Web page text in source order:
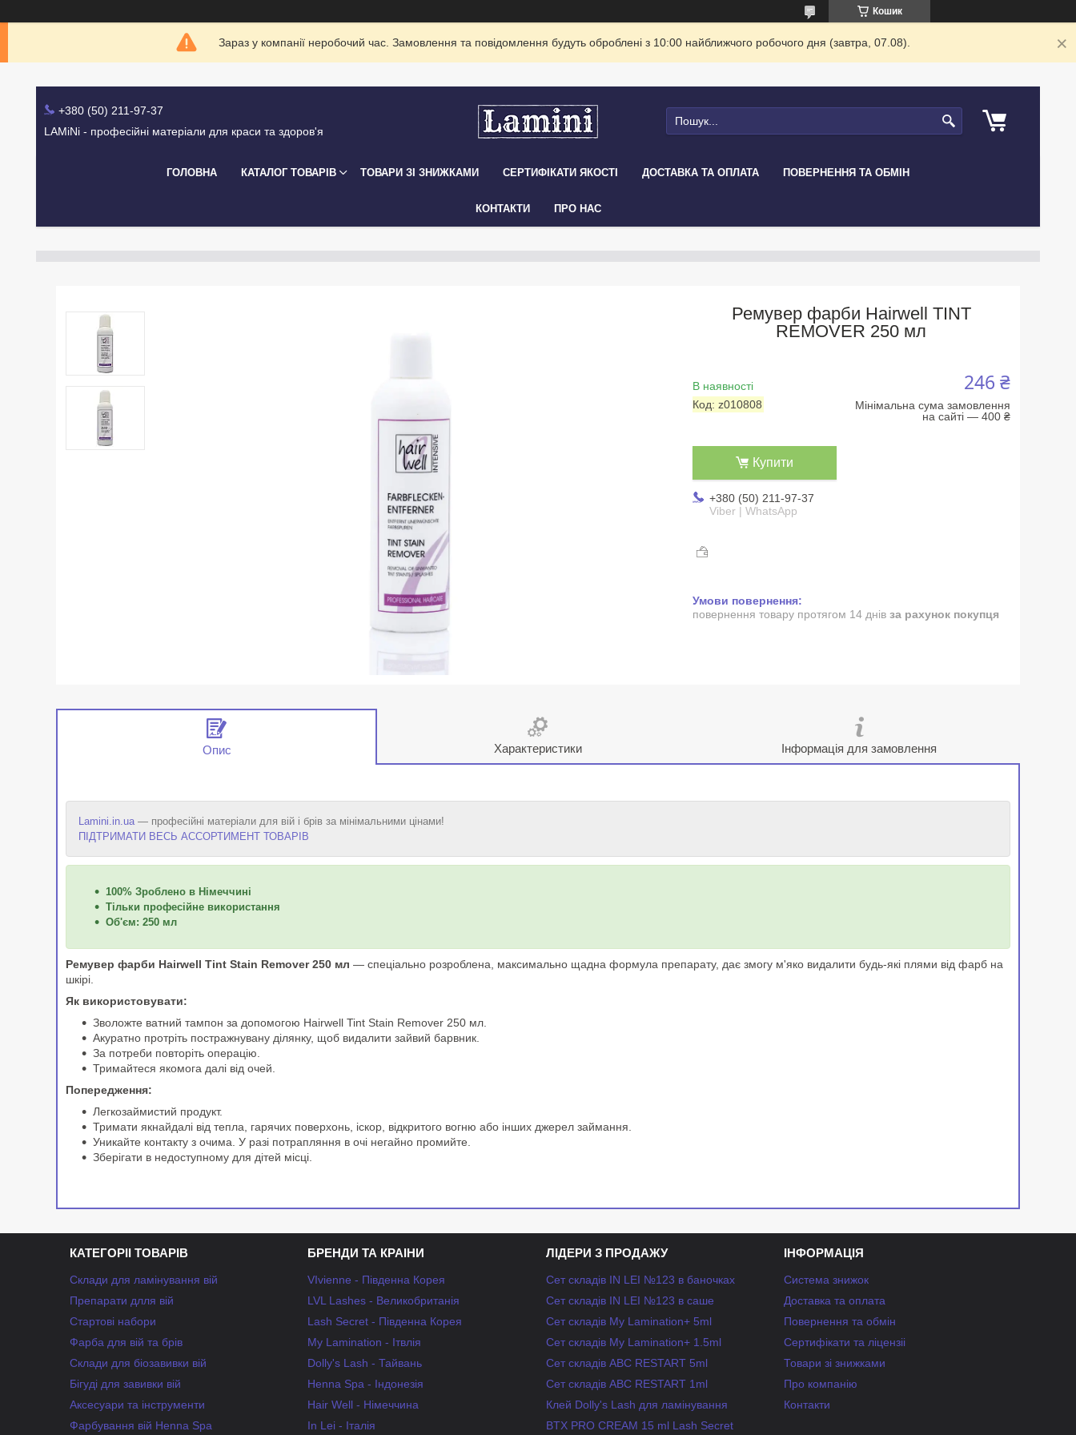
Кошик
Зараз у компанії неробочий час. Замовлення та повідомлення будуть оброблені з 10:00 найближчого робочого дня (завтра, 07.08).
+380 (50) 211-97-37
LAMiNi - професійні матеріали для краси та здоров'я
ГОЛОВНА КАТАЛОГ ТОВАРІВ ТОВАРИ ЗІ ЗНИЖКАМИ СЕРТИФІКАТИ ЯКОСТІ ДОСТАВКА ТА ОПЛАТА ПОВЕРНЕННЯ ТА ОБМІН
КОНТАКТИ ПРО НАС
Ремувер фарби Hairwell TINT
REMOVER 250 мл
В наявності
Код: z010808
246 ₴
Мінімальна сума замовлення
на сайті — 400 ₴
Купити
+380 (50) 211-97-37
Viber | WhatsApp
повернення товару протягом 14 днів за рахунок покупця
Опис Характеристики Інформація для замовлення
Lamini.in.ua — професійні матеріали для вій і брів за мінімальними цінами!
ПІДТРИМАТИ ВЕСЬ АССОРТИМЕНТ ТОВАРІВ
100% Зроблено в Німеччині
Тільки професійне використання
Об'єм: 250 мл
Ремувер фарби Hairwell Tint Stain Remover 250 мл — спеціально розроблена, максимально щадна формула препарату, дає змогу м'яко видалити будь-які плями від фарб на
шкірі.
Як використовувати:
Зволожте ватний тампон за допомогою Hairwell Tint Stain Remover 250 мл.
Акуратно протріть постражнувану ділянку, щоб видалити зайвий барвник.
За потреби повторіть операцію.
Тримайтеся якомога далі від очей.
Попередження:
Легкозаймистий продукт.
Тримати якнайдалі від тепла, гарячих поверхонь, іскор, відкритого вогню або інших джерел займання.
Уникайте контакту з очима. У разі потрапляння в очі негайно промийте.
Зберігати в недоступному для дітей місці.
КАТЕГОРІІ ТОВАРІВ
Склади для ламінування вій
Препарати длля вій
Стартові набори
Фарба для вій та брів
Склади для біозавивки вій
Бігуді для завивки вій
Аксесуари та інструменти
Фарбування вій Henna Spa
БРЕНДИ ТА КРАІНИ
VIvienne - Південна Корея
LVL Lashes - Великобританія
Lash Secret - Південна Корея
My Lamination - Ітвлія
Dolly's Lash - Тайвань
Henna Spa - Індонезія
Hair Well - Німеччина
In Lei - Італія
ЛІДЕРИ З ПРОДАЖУ
Сет складів IN LEI №123 в баночках
Сет складів IN LEI №123 в саше
Сет складів My Lamination+ 5ml
Сет складів My Lamination+ 1.5ml
Сет складів ABC RESTART 5ml
Сет складів ABC RESTART 1ml
Клей Dolly's Lash для ламінування
BTX PRO CREAM 15 ml Lash Secret
ІНФОРМАЦІЯ
Система знижок
Доставка та оплата
Повернення та обмін
Сертифікати та ліцензіі
Товари зі знижками
Про компанію
Контакти